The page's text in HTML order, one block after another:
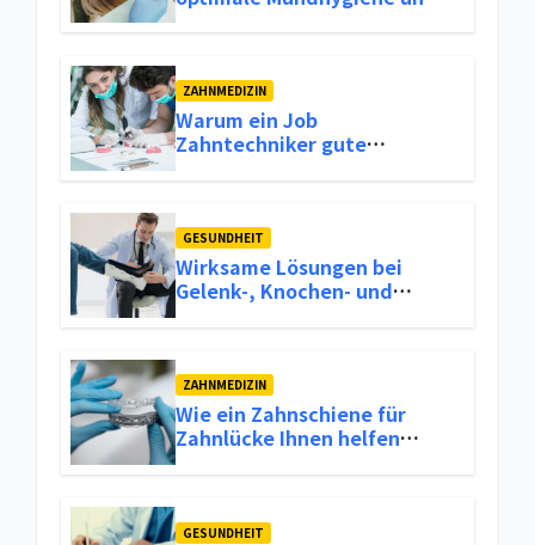
ZAHNMEDIZIN
Warum ein Job
Zahntechniker gute
GESUNDHEIT
Wirksame Lösungen bei
Gelenk-, Knochen- und
ZAHNMEDIZIN
Wie ein Zahnschiene für
Zahnlücke Ihnen helfen
GESUNDHEIT